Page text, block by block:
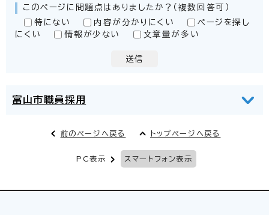
このページに問題点はありましたか？（複数回答可）
特にない
内容が分かりにくい
ページを探し
にくい
情報が少ない 文章量が多い
送信
富山市職員採用
前のページへ戻る トップページへ戻る
PC表示 スマートフォン表示